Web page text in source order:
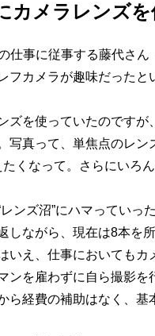
カメラレンズを
事に従事する藤代さ
フカメラが趣味だった
ズを使っていたのです
写真って、単焦点のレ
くなって。さらにいろ
ンズ沼”にハマっていっ
しながら、現在は8本を
いえ、仕事においても
ンを雇わずに自ら撮影
ら経費の補助はなく、